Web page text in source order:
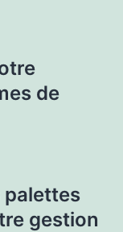
de
palettes
gestion